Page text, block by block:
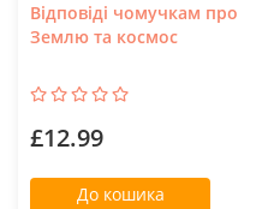
Відповіді чомучкам про
Землю та космос
£12.99
До кошика